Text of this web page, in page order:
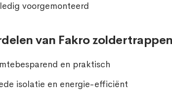
voorgemonteerd
van Fakro zoldertrappen
en praktisch
isolatie en energie-efficiënt